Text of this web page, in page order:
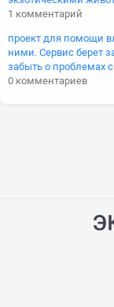
1 комментарий
проект для помощи
ними. Сервис берет
забыть о проблемах
0 комментариев